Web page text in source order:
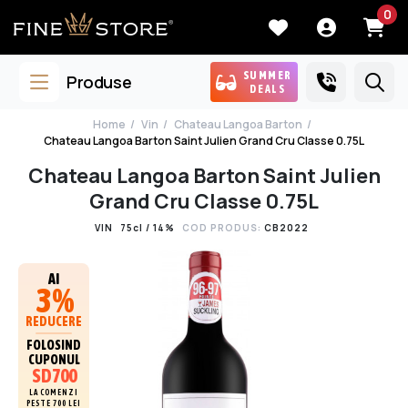
0
Produse
SUMMER
DEALS
Home Vin
Chateau Langoa Barton
Chateau Langoa Barton Saint Julien Grand Cru Classe 0.75L
Chateau Langoa Barton Saint Julien
Grand Cru Classe 0.75L
VIN 75cl / 14% COD PRODUS: CB2022
AI
3%
REDUCERE
FOLOSIND
CUPONUL
SD700
LA COMENZI
PESTE 700 LEI